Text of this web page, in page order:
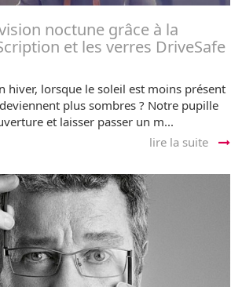
noctune grâce à la
et les verres DriveSafe
hiver, lorsque le soleil est moins présent
plus sombres ? Notre pupille
et laisser passer un m...
lire la suite